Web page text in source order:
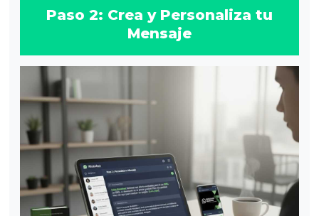
Paso 2: Crea y Personaliza tu
Mensaje